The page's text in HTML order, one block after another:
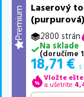
Premium
Laserový
2800 strán
Na sklade
(doručíme
18,71 € s
Vložte
a ušetríte